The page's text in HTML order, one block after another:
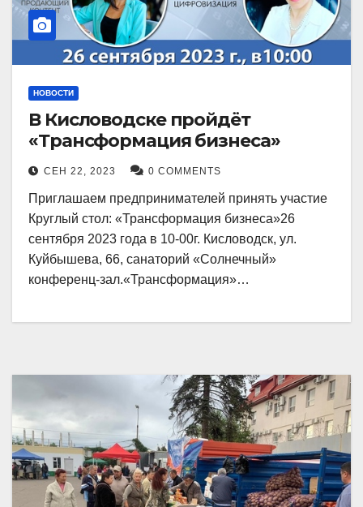
НОВОСТИ
В Кисловодске пройдёт
«Трансформация бизнеса»
СЕН 22, 2023 0 COMMENTS
Приглашаем предпринимателей принять участие
Круглый стол: «Трансформация бизнеса»26
сентября 2023 года в 10-00г. Кисловодск, ул.
Куйбышева, 66, санаторий «Солнечный»
конференц-зал.«Трансформация»…